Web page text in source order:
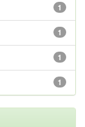
1
1
1
1